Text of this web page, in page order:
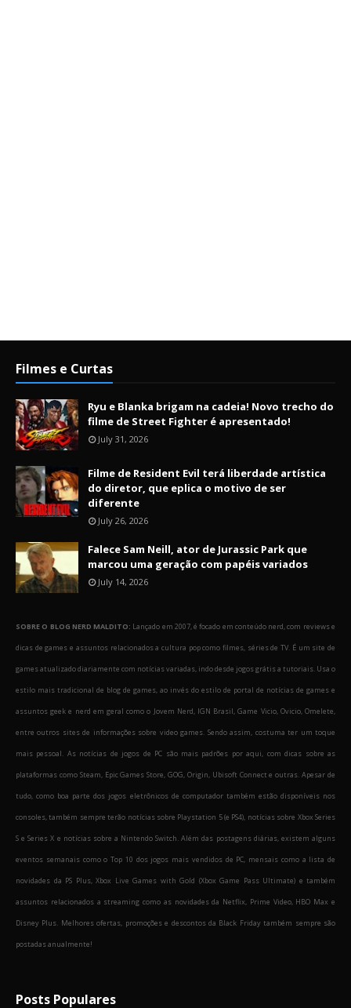
Filmes e Curtas
Ryu e Blanka brigam na cadeia! Novo trecho do
filme de Street Fighter é apresentado!
July 31, 2026
Filme de Resident Evil terá liberdade artística
do diretor, que eplica o motivo de ser
diferente
July 26, 2026
Falece Sam Neill, ator de Jurassic Park que
marcou uma geração com papéis variados
July 14, 2026
SOBRE O BLOG NERD MALDITO: Lançado em 2007, é focado em conteúdo nerd, com reviews e
dicas de games e assuntos relacionados a cultura pop como filmes, séries de TV. É um site de
games atualizado diariamente com notícias variadas, indo desde jogos grátis a tutoriais. Usa o
estilo mais tradicional de blog de games, ao invés do estilo de portal de notícias de games e
assuntos geek e nerd em geral como o Jovem Nerd, IGN Brasil, Game Vicio, Ovicio, Omelete,
entre outros sites de informações sobre video games. Sendo assim, costuma ter um toque
mais pessoal. As notícias de jogos de PC são mais padrões por aqui, com dicas sobre as
plataformas como Steam, Epic Games Store, GOG, Origin, Ubisoft Connect e outras. Apesar de
tudo, como boa parte dos jogos eletrônicos de computador também estão disponíveis nos
consoles, também sempre terão notícias sobre Playstation 5 (e PS4), notícias sobre Xbox Series
S e Series X e notícias sobre a Nintendo Switch. Além das postagens diárias, existem alguns
eventos semanais como o Top 10 dos jogos mais vendidos de PC, mensais como a lista de
novidades da PS Plus, Xbox Live Games with Gold (Xbox Game Pass Ultimate) e também
assuntos relacionados a streaming como as novidades da Netflix, Prime Video, HBO Max e
Disney Plus. Melhores ofertas, promoções e descontos da Black Friday também sempre são
postadas anualmente!
Posts Populares